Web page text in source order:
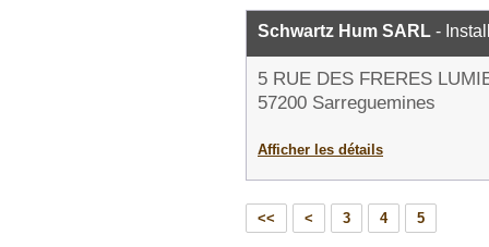
Schwartz Hum SARL -
5 RUE DES FRERES
57200 Sarreguemines
Afficher les détails
<< < 3 4 5